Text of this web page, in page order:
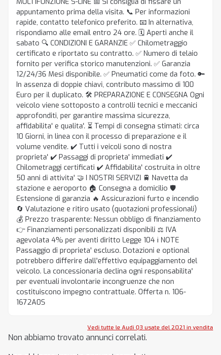
appuntamento prima della visita. 📞 Per informazioni
rapide, contatto telefonico preferito. 📧 In alternativa,
rispondiamo alle email entro 24 ore. 🗓 Aperti anche il
sabato 🔍 CONDIZIONI E GARANZIE ✅ Chilometraggio
certificato e riportato su contratto. ✅ Numero di telaio
fornito per verifica storico manutenzioni. ✅ Garanzia
12/24/36 Mesi disponibile. ✅ Pneumatici come da foto. 🔑
In assenza di doppie chiavi, contributo massimo di 100
Euro per il duplicato. 🛠 PREPARAZIONE E CONSEGNA Ogni
veicolo viene sottoposto a controlli tecnici e meccanici
approfonditi, per garantire massima sicurezza,
affidabilita' e qualita'. ⏳ Tempi di consegna stimati: circa
10 Giorni, in linea con il processo di preparazione e il
volume vendite. ✔️ Tutti i veicoli sono di nostra
proprieta' ✔️ Passaggi di proprieta' immediati ✔️
Chilometraggi certificati ✔️ Affidabilita' costruita in oltre
50 anni di attivita' 🤝 I NOSTRI SERVIZI 🚆 Navetta da
stazione e aeroporto 🏠 Consegna a domicilio 🛡
Estensione di garanzia 🔥 Assicurazioni furto e incendio
🔄 Valutazione e ritiro usato (quotazioni professionali)
💰 Prezzo trasparente: Nessun obbligo di finanziamento
👉 Finanziamenti personalizzati disponibili ⚖️ IVA
agevolata 4% per aventi diritto Legge 104 ℹ️ NOTE
Passaggio di proprieta' escluso. Dotazioni e optional
potrebbero differire dall'effettivo equipaggiamento del
veicolo. La concessionaria declina ogni responsabilita'
per eventuali involontarie incongruenze che non
costituiscono impegno contrattuale. Offerta n. 106-
1672A0S
Vedi tutte le Audi Q3 usate del 2021 in vendita
Non abbiamo trovato annunci correlati.